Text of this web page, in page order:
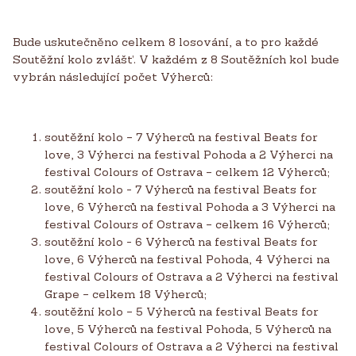
Bude uskutečněno celkem 8 losování, a to pro každé
Soutěžní kolo zvlášť. V každém z 8 Soutěžních kol bude
vybrán následující počet Výherců:
soutěžní kolo – 7 Výherců na festival Beats for
love, 3 Výherci na festival Pohoda a 2 Výherci na
festival Colours of Ostrava – celkem 12 Výherců;
soutěžní kolo - 7 Výherců na festival Beats for
love, 6 Výherců na festival Pohoda a 3 Výherci na
festival Colours of Ostrava – celkem 16 Výherců;
soutěžní kolo - 6 Výherců na festival Beats for
love, 6 Výherců na festival Pohoda, 4 Výherci na
festival Colours of Ostrava a 2 Výherci na festival
Grape – celkem 18 Výherců;
soutěžní kolo – 5 Výherců na festival Beats for
love, 5 Výherců na festival Pohoda, 5 Výherců na
festival Colours of Ostrava a 2 Výherci na festival